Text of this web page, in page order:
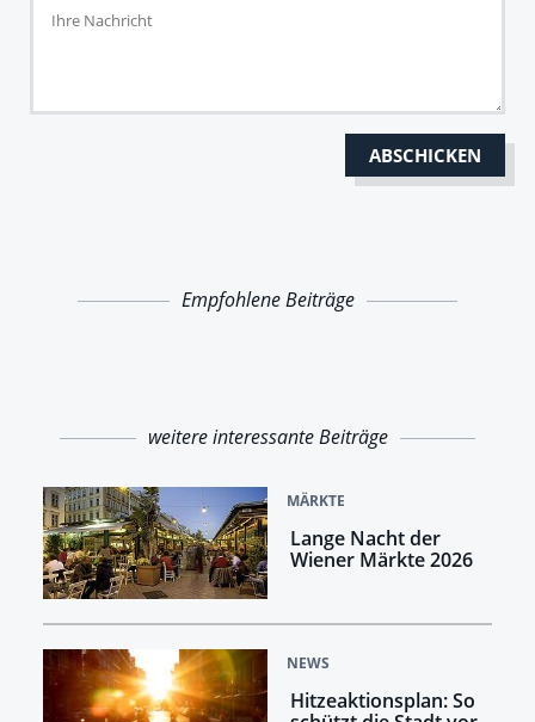
Empfohlene Beiträge
weitere interessante Beiträge
MÄRKTE
Lange Nacht der
Wiener Märkte 2026
NEWS
Hitzeaktionsplan: So